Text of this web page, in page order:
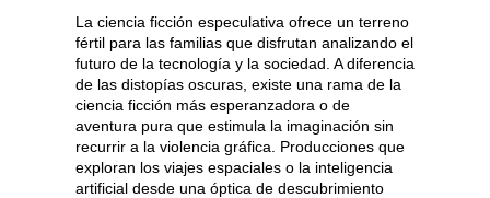
La ciencia ficción especulativa ofrece un terreno
fértil para las familias que disfrutan analizando el
futuro de la tecnología y la sociedad. A diferencia
de las distopías oscuras, existe una rama de la
ciencia ficción más esperanzadora o de
aventura pura que estimula la imaginación sin
recurrir a la violencia gráfica. Producciones que
exploran los viajes espaciales o la inteligencia
artificial desde una óptica de descubrimiento